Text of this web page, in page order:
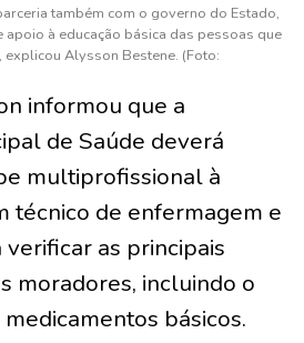
também com o governo do Estado,
à educação básica das pessoas que
Alysson Bestene. (Foto:
informou que a
de Saúde deverá
multiprofissional à
técnico de enfermagem e
as principais
moradores, incluindo o
básicos.